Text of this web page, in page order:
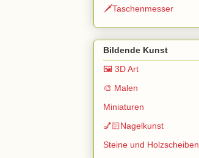
🗡️Taschenmesser
Bildende Kunst
🖼️ 3D Art
🎨 Malen
Miniaturen
💅🏻Nagelkunst
Steine und Holzscheiben